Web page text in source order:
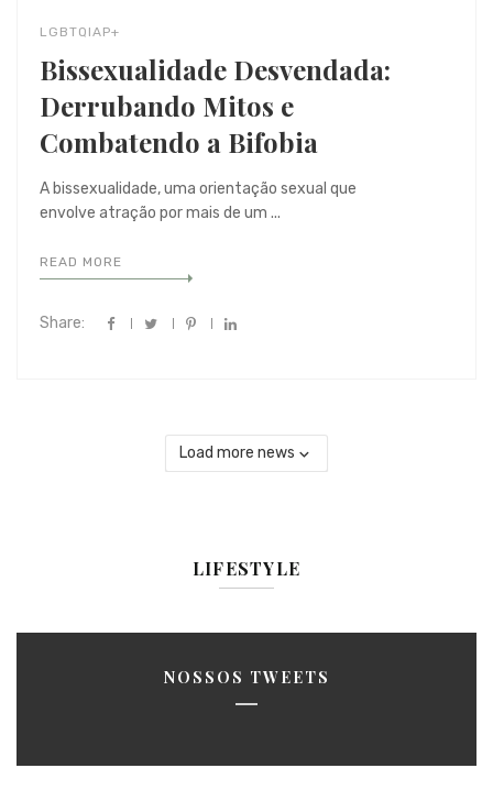
LGBTQIAP+
Bissexualidade Desvendada:
Derrubando Mitos e
Combatendo a Bifobia
A bissexualidade, uma orientação sexual que
envolve atração por mais de um ...
READ MORE
Share:
Load more news
LIFESTYLE
NOSSOS TWEETS